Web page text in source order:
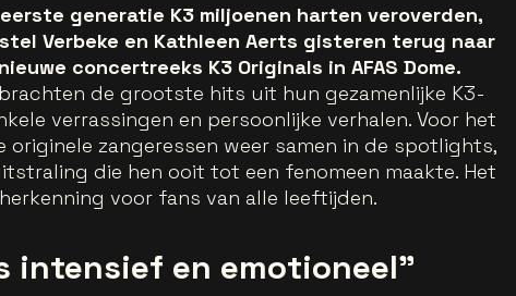
generatie K3 miljoenen harten veroverden,
Verbeke en Kathleen Aerts gisteren terug naar
concertreeks K3 Originals in AFAS Dome.
de grootste hits uit hun gezamenlijke K3-
verrassingen en persoonlijke verhalen. Voor het
originele zangeressen weer samen in de spotlights,
die hen ooit tot een fenomeen maakte. Het
voor fans van alle leeftijden.
intensief en emotioneel"